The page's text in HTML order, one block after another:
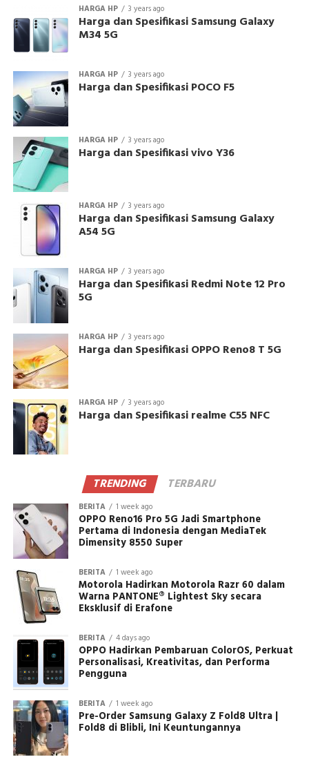
HARGA HP 3 years ago
Harga dan Spesifikasi Samsung Galaxy
M34 5G
HARGA HP 3 years ago
Harga dan Spesifikasi POCO F5
HARGA HP 3 years ago
Harga dan Spesifikasi vivo Y36
HARGA HP 3 years ago
Harga dan Spesifikasi Samsung Galaxy
A54 5G
HARGA HP 3 years ago
Harga dan Spesifikasi Redmi Note 12 Pro
5G
HARGA HP 3 years ago
Harga dan Spesifikasi OPPO Reno8 T 5G
HARGA HP 3 years ago
Harga dan Spesifikasi realme C55 NFC
TRENDING TERBARU
BERITA 1 week ago
OPPO Reno16 Pro 5G Jadi Smartphone
Pertama di Indonesia dengan MediaTek
Dimensity 8550 Super
BERITA 1 week ago
Motorola Hadirkan Motorola Razr 60 dalam
Warna PANTONE® Lightest Sky secara
Eksklusif di Erafone
BERITA 4 days ago
OPPO Hadirkan Pembaruan ColorOS, Perkuat
Personalisasi, Kreativitas, dan Performa
Pengguna
BERITA 1 week ago
Pre-Order Samsung Galaxy Z Fold8 Ultra |
Fold8 di Blibli, Ini Keuntungannya